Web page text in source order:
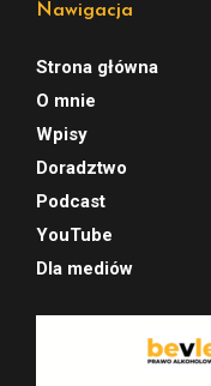
Nawigacja
Strona główna
O mnie
Wpisy
Doradztwo
Podcast
YouTube
Dla mediów